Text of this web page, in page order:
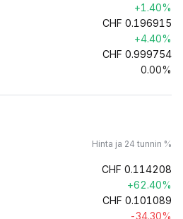
+1.40%
CHF 0.196915
+4.40%
CHF 0.999754
0.00%
Hinta ja 24 tunnin %
CHF 0.114208
+62.40%
CHF 0.101089
-34.30%